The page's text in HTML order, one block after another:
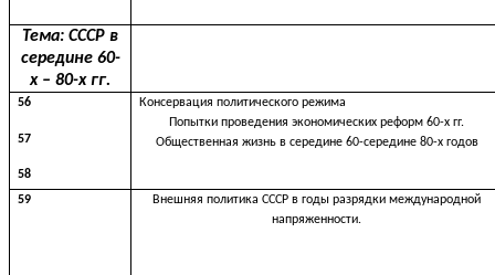
Тема: СССР в
середине 60-
х – 80-х гг.
56
57
58
Консервация политического режима
Попытки проведения экономических реформ 60-х гг.
Общественная жизнь в середине 60-середине 80-х годов
59
Внешняя политика СССР в годы разрядки международной
напряженности.